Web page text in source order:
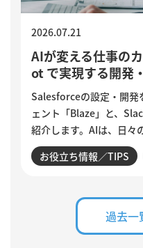
AIが変える仕事の
ot で実現する開発
2026.07.21
Salesforceの設定・開発
ェント「Blaze」と、
紹介します。AIは、日々
できるのでしょうか。設
析、活動登録漏れの検知
業務と、人がより力を注
お役立ち情報／TIPS
過去一